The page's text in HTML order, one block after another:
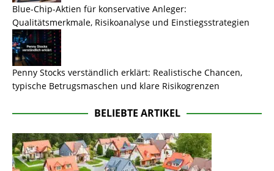
Blue-Chip-Aktien für konservative Anleger:
Qualitätsmerkmale, Risikoanalyse und Einstiegsstrategien
Penny Stocks verständlich erklärt: Realistische Chancen,
typische Betrugsmaschen und klare Risikogrenzen
BELIEBTE ARTIKEL